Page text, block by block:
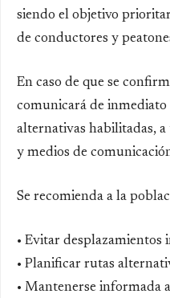
siendo el objetivo
de conductores y
En caso de que se
comunicará de
alternativas habilitadas, a
y medios de
Se recomienda a la
• Evitar desplazamientos
• Planificar rutas
• Mantenerse informada